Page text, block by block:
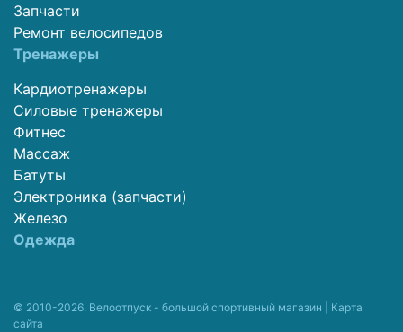
Запчасти
Ремонт велосипедов
Тренажеры
Кардиотренажеры
Силовые тренажеры
Фитнес
Массаж
Батуты
Электроника (запчасти)
Железо
Одежда
© 2010-2026. Велоотпуск - большой спортивный магазин | Карта
сайта